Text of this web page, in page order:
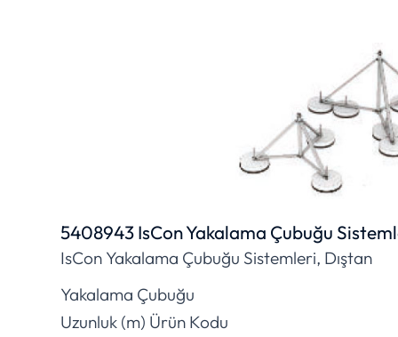
5408943 IsCon Yakalama Çubuğu
IsCon Yakalama Çubuğu Sistemleri, Dıştan
Yakalama Çubuğu
Uzunluk (m) Ürün Kodu